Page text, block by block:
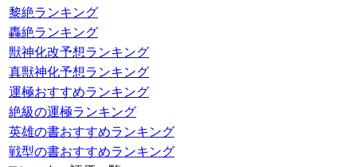
黎絶ランキング
轟絶ランキング
獣神化改予想ランキング
真獣神化予想ランキング
運極おすすめランキング
絶級の運極ランキング
英雄の書おすすめランキング
戦型の書おすすめランキング